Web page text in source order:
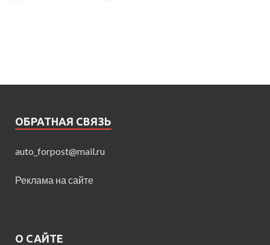
ОБРАТНАЯ СВЯЗЬ
auto_forpost@mail.ru
Реклама на сайте
О САЙТЕ